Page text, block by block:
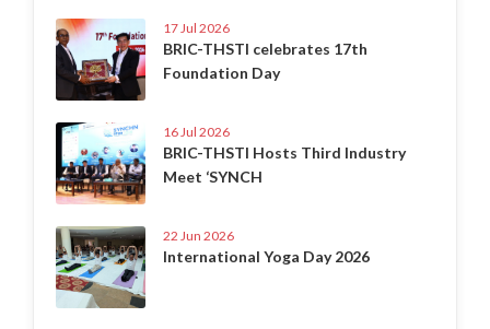
17 Jul 2026
BRIC-THSTI celebrates 17th
Foundation Day
16 Jul 2026
BRIC-THSTI Hosts Third Industry
Meet ‘SYNCH
22 Jun 2026
International Yoga Day 2026